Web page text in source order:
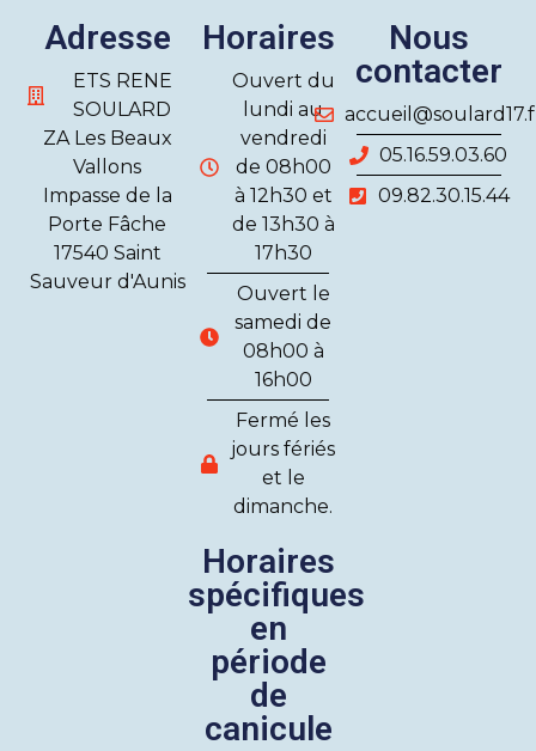
Adresse
ETS RENE
SOULARD
ZA Les Beaux
Vallons
Impasse de la
Porte Fâche
17540 Saint
Sauveur d'Aunis
Horaires
Ouvert du
lundi au
vendredi
de 08h00
à 12h30 et
de 13h30 à
17h30
Ouvert le
samedi de
08h00 à
16h00
Fermé les
jours fériés
et le
dimanche.
Horaires
spécifiques
en
période
de
canicule
Nous
contacter
05.16.59.03.60
09.82.30.15.44